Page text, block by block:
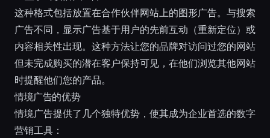
这种格式包括放置在合作伙伴网站上的图形广告。与搜索
广告不同，显示广告基于用户的先前互动（重新定位）或
内容相关性出现。这种方法让您的品牌对访问过您的网站
但未完成购买的潜在客户保持可见，在他们浏览其他网站
时提醒他们您的产品。
情境广告的优势
情境广告提供了几个独特优势，使其成为企业首选的数字
营销工具：